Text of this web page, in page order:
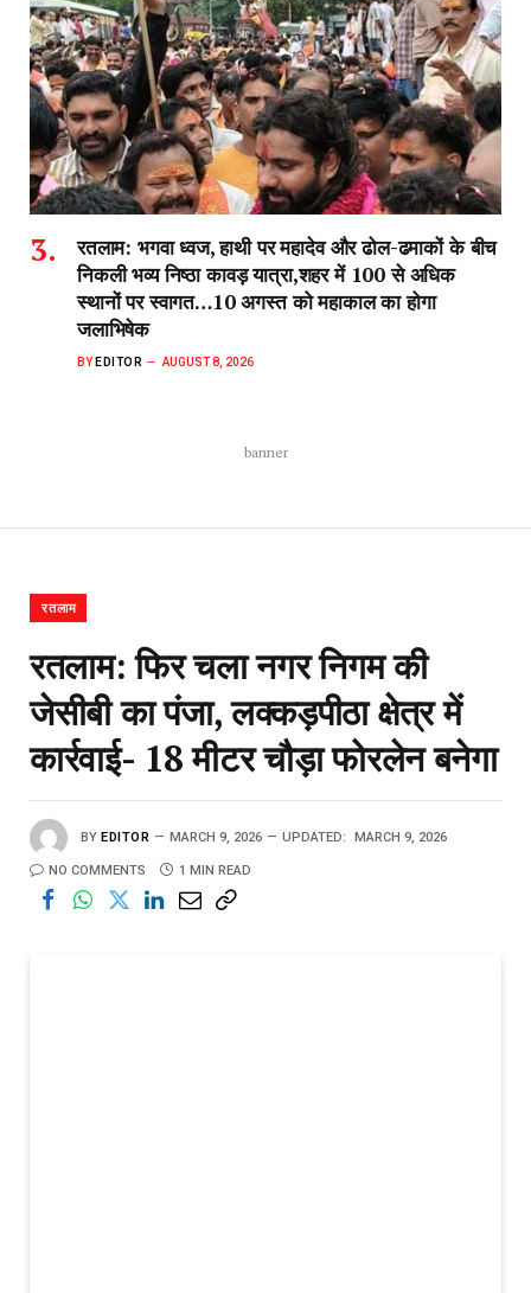
रतलाम: भगवा ध्वज, हाथी पर महादेव और ढोल-ढमाकों के बीच
निकली भव्य निष्ठा कावड़ यात्रा,शहर में 100 से अधिक
स्थानों पर स्वागत…10 अगस्त को महाकाल का होगा
जलाभिषेक
BY EDITOR AUGUST 8, 2026
banner
रतलाम
रतलाम: फिर चला नगर निगम की
जेसीबी का पंजा, लक्कड़पीठा क्षेत्र में
कार्रवाई- 18 मीटर चौड़ा फोरलेन बनेगा
BY EDITOR MARCH 9, 2026 UPDATED: MARCH 9, 2026
NO COMMENTS 1 MIN READ